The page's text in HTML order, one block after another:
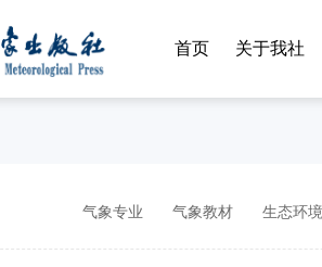
首页 关于我社
气象专业 气象教材 生态环境